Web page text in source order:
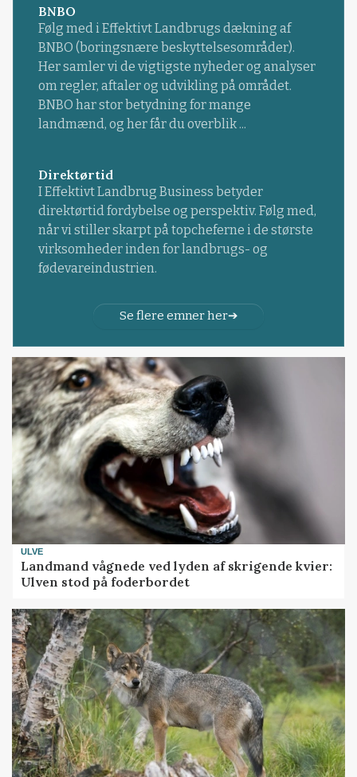
BNBO
Følg med i Effektivt Landbrugs dækning af
BNBO (boringsnære beskyttelsesområder).
Her samler vi de vigtigste nyheder og analyser
om regler, aftaler og udvikling på området.
BNBO har stor betydning for mange
landmænd, og her får du overblik ...
Direktørtid
I Effektivt Landbrug Business betyder
direktørtid fordybelse og perspektiv. Følg med,
når vi stiller skarpt på topcheferne i de største
virksomheder inden for landbrugs- og
fødevareindustrien.
Se flere emner her
ULVE
Landmand vågnede ved lyden af skrigende kvier:
Ulven stod på foderbordet